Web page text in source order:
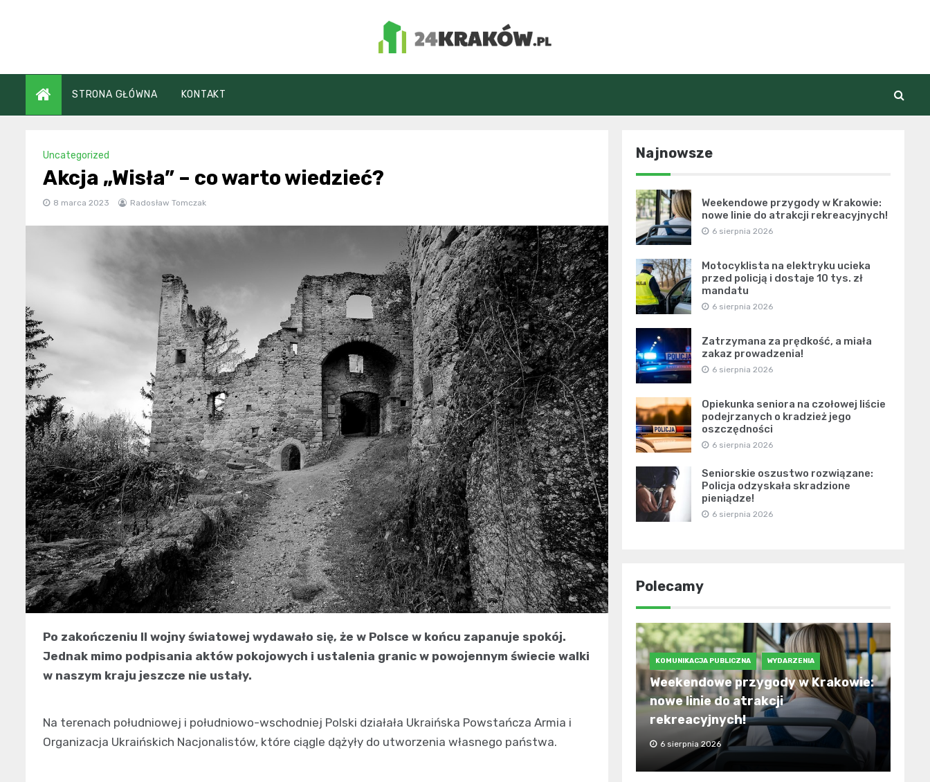
24Kraków.pl
STRONA GŁÓWNA KONTAKT
Uncategorized
Akcja „Wisła” – co warto wiedzieć?
8 marca 2023 Radosław Tomczak
Po zakończeniu II wojny światowej wydawało się, że w Polsce w końcu zapanuje spokój.
Jednak mimo podpisania aktów pokojowych i ustalenia granic w powojennym świecie walki
w naszym kraju jeszcze nie ustały.
Na terenach południowej i południowo-wschodniej Polski działała Ukraińska Powstańcza Armia i
Organizacja Ukraińskich Nacjonalistów, które ciągle dążyły do utworzenia własnego państwa.
Najnowsze
Weekendowe przygody w Krakowie:
nowe linie do atrakcji rekreacyjnych!
6 sierpnia 2026
Motocyklista na elektryku ucieka
przed policją i dostaje 10 tys. zł
mandatu
6 sierpnia 2026
Zatrzymana za prędkość, a miała
zakaz prowadzenia!
6 sierpnia 2026
Opiekunka seniora na czołowej liście
podejrzanych o kradzież jego
oszczędności
6 sierpnia 2026
Seniorskie oszustwo rozwiązane:
Policja odzyskała skradzione
pieniądze!
6 sierpnia 2026
Polecamy
KOMUNIKACJA PUBLICZNA WYDARZENIA
Weekendowe przygody w Krakowie:
nowe linie do atrakcji
rekreacyjnych!
6 sierpnia 2026